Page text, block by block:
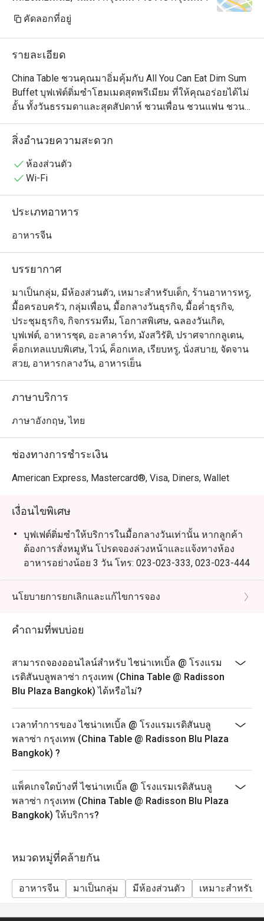
คัดลอกที่อยู่
รายละเอียด
China Table ชวนคุณมาอิ่มคุ้มกับ All You Can Eat Dim Sum
Buffet บุฟเฟ่ต์ติ่มซำโฮมเมดสุดพรีเมียม ที่ให้คุณอร่อยได้ไม่
อั้น ทั้งวันธรรมดาและสุดสัปดาห์ ชวนเพื่อน ชวนแฟน ชวน
ครอบครัวมาอิ่มอร่อยได้ที่นี่
🥢 รวมเมนูยอดฮิตที่ต้องลอง
กุ้ง เนื้อเด้ง เสิร์ฟร้อน ๆ | ปลากระพงนึ่งมะนาว เปรี้ยวเผ็ด
หอมสมุนไพร | ซาลาเปาครีมลาวา ไส้เยิ้มหวานมัน | ปอ
เนื้อนุ่ม | เป็ดปักกิ่งม้วนแผ่นแป้ง ชุ่มซอส | ข้าวผัดทะเลซอส
สิ่งอำนวยความสะดวก
ห้องส่วนตัว
Wi-Fi
ประเภทอาหาร
อาหารจีน
บรรยากาศ
มาเป็นกลุ่ม, มีห้องส่วนตัว, เหมาะสำหรับเด็ก, ร้านอาหารหรู,
มื้อครอบครัว, กลุ่มเพื่อน, มื้อกลางวันธุรกิจ, มื้อค่ำธุรกิจ,
ประชุมธุรกิจ, กิจกรรมทีม, โอกาสพิเศษ, ฉลองวันเกิด,
บุฟเฟต์, อาหารชุด, อะลาคาร์ท, มังสวิรัติ, ปราศจากกลูเตน,
ค็อกเทลแบบพิเศษ, ไวน์, ค็อกเทล, เรียบหรู, นั่งสบาย, จัดจาน
สวย, อาหารกลางวัน, อาหารเย็น
ภาษาบริการ
ภาษาอังกฤษ, ไทย
ช่องทางการชำระเงิน
American Express, Mastercard®, Visa, Diners, Wallet
เงื่อนไขพิเศษ
บุฟเฟต์ติ่มซำให้บริการในมื้อกลางวันเท่านั้น หากลูกค้า
ต้องการสั่งหมูหัน โปรดจองล่วงหน้าและแจ้งทางห้อง
อาหารอย่างน้อย 3 วัน โทร: 023-023-333, 023-023-444
เงื่อนไขการแต่งกาย: แต่งตัวสุภาพ (รองเท้าแตะ และ
กางเกงขาสั้น จะไม่ได้รับอนุญาตให้เข้ารับบริการ)
นโยบายการยกเลิกและแก้ไขการจอง
คำถามที่พบบ่อย
สามารถจองออนไลน์สำหรับ ไชน่าเทเบิ้ล @ โรงแรม
เรดิสันบลูพลาซ่า กรุงเทพ (China Table @ Radisson
Blu Plaza Bangkok) ได้หรือไม่?
เวลาทำการของ ไชน่าเทเบิ้ล @ โรงแรมเรดิสันบลู
พลาซ่า กรุงเทพ (China Table @ Radisson Blu Plaza
Bangkok) ?
แพ็คเกจใดบ้างที่ ไชน่าเทเบิ้ล @ โรงแรมเรดิสันบลู
พลาซ่า กรุงเทพ (China Table @ Radisson Blu Plaza
Bangkok) ให้บริการ?
หมวดหมู่ที่คล้ายกัน
อาหารจีน มาเป็นกลุ่ม มีห้องส่วนตัว เหมาะสำหรับเ